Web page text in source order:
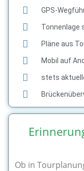
GPS-
Tonnenlage
Pläne aus
Mobil auf
stets
Ob in